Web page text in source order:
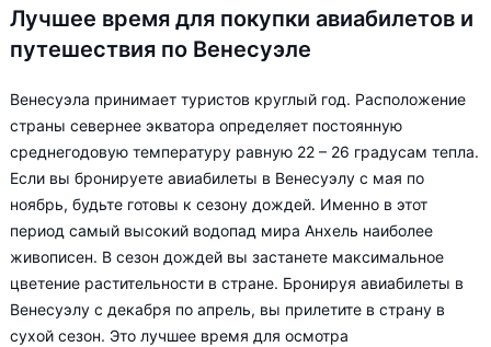
Лучшее время для покупки авиабилетов и
путешествия по Венесуэле
Венесуэла принимает туристов круглый год. Расположение
страны севернее экватора определяет постоянную
среднегодовую температуру равную 22 – 26 градусам тепла.
Если вы бронируете авиабилеты в Венесуэлу с мая по
ноябрь, будьте готовы к сезону дождей. Именно в этот
период самый высокий водопад мира Анхель наиболее
живописен. В сезон дождей вы застанете максимальное
цветение растительности в стране. Бронируя авиабилеты в
Венесуэлу с декабря по апрель, вы прилетите в страну в
сухой сезон. Это лучшее время для осмотра